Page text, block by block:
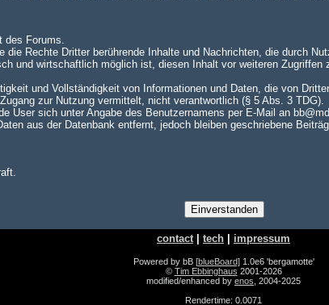
des Forums.
Rechte Dritter berührende Inhalte und Nachrichten, die durch
und wirtschaftlich möglich ist, diesen Inhalt vor weiteren
und Vollständigkeit von Informationen und Daten, die von
zur Nutzung vermittelt, nicht verantwortlich (§ 5 Abs. 3 TDG).
User sich unter Angabe des Benutzernamens per E-Mail an
aus der Datenbank entfernt, jedoch bleiben geschriebene
contact| tech impressum
Powered by bB [blueBoard] 1.0e6 'bergamotte'
© Tim Ebbinghaus 2001-2026
modified/enhanced by enos , 2004-2025
Rendertime: 0.0071